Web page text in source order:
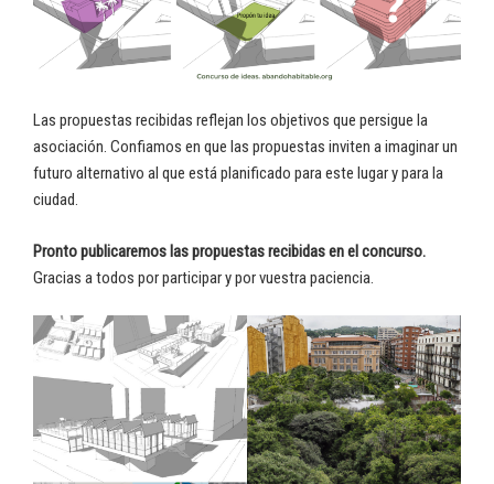
Las propuestas recibidas reflejan los objetivos que persigue la
asociación. Confiamos en que las propuestas inviten a imaginar un
futuro alternativo al que está planificado para este lugar y para la
ciudad.
Pronto publicaremos las propuestas recibidas en el concurso.
Gracias a todos por participar y por vuestra paciencia.